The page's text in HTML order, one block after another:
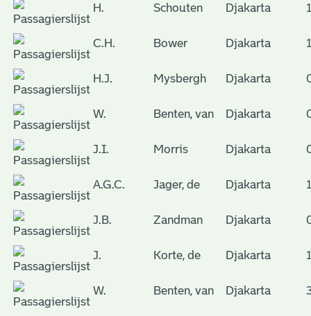
H. Schouten Djakarta
C.H. Bower Djakarta
H.J. Mysbergh Djakarta
W. Benten, van Djakarta
J.I. Morris Djakarta
A.G.C. Jager, de Djakarta
J.B. Zandman Djakarta
J. Korte, de Djakarta
W. Benten, van Djakarta